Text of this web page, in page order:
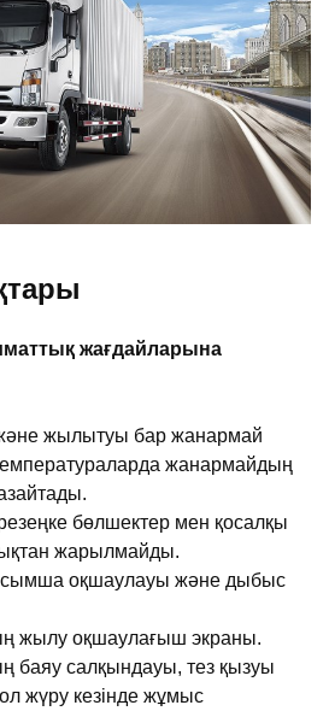
жағдайларына
жылытуы бар жанармай
температураларда жанармайдың
резеңке бөлшектер мен қосалқы
жарылмайды.
оқшаулауы және дыбыс
жылу оқшаулағыш экраны.
баяу салқындауы, тез қызуы
жүру кезінде жұмыс